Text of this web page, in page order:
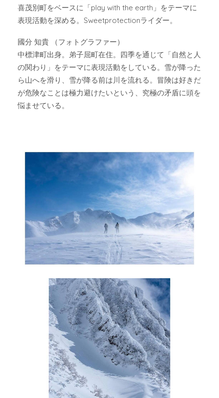
喜茂別町をベースに「play with the earth」をテーマに
表現活動を深める。Sweetprotectionライダー。
國分 知貴 （フォトグラファー）
中標津町出身。弟子屈町在住。四季を通じて「自然と人
の関わり」をテーマに表現活動をしている。雪が降った
ら山へを滑り、雪が降る前は川を流れる。冒険は好きだ
が危険なことは極力避けたいという、究極の矛盾に頭を
悩ませている。